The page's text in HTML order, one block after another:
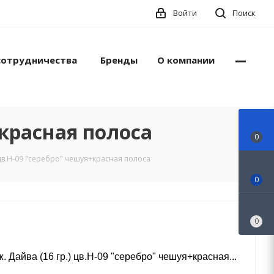
Поиск
Войти
Бренды О компании
полоса
09 "серебро" чешуя+красная полоса
Дайва (16 гр.) цв.Н-09 "серебро" чешуя+красная...
0
0
0